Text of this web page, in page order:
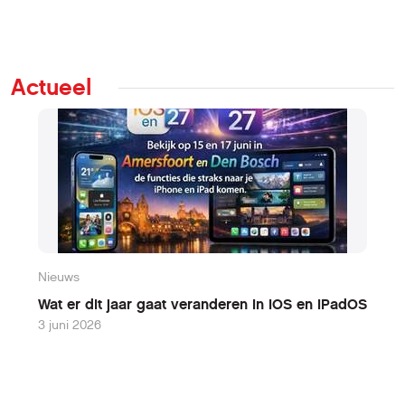
Actueel
Nieuws
Wat er dit jaar gaat veranderen in iOS en iPadOS
3 juni 2026